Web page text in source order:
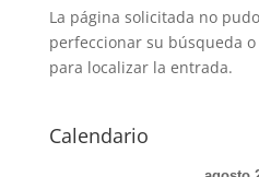
La página solicitada no
perfeccionar su búsqueda
para localizar la entrada.
Calendario